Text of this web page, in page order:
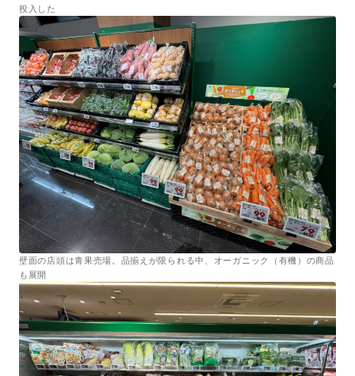
投入した
壁面の店頭は青果売場。品揃えが限られる中、オーガニック（有機）の商品
も展開